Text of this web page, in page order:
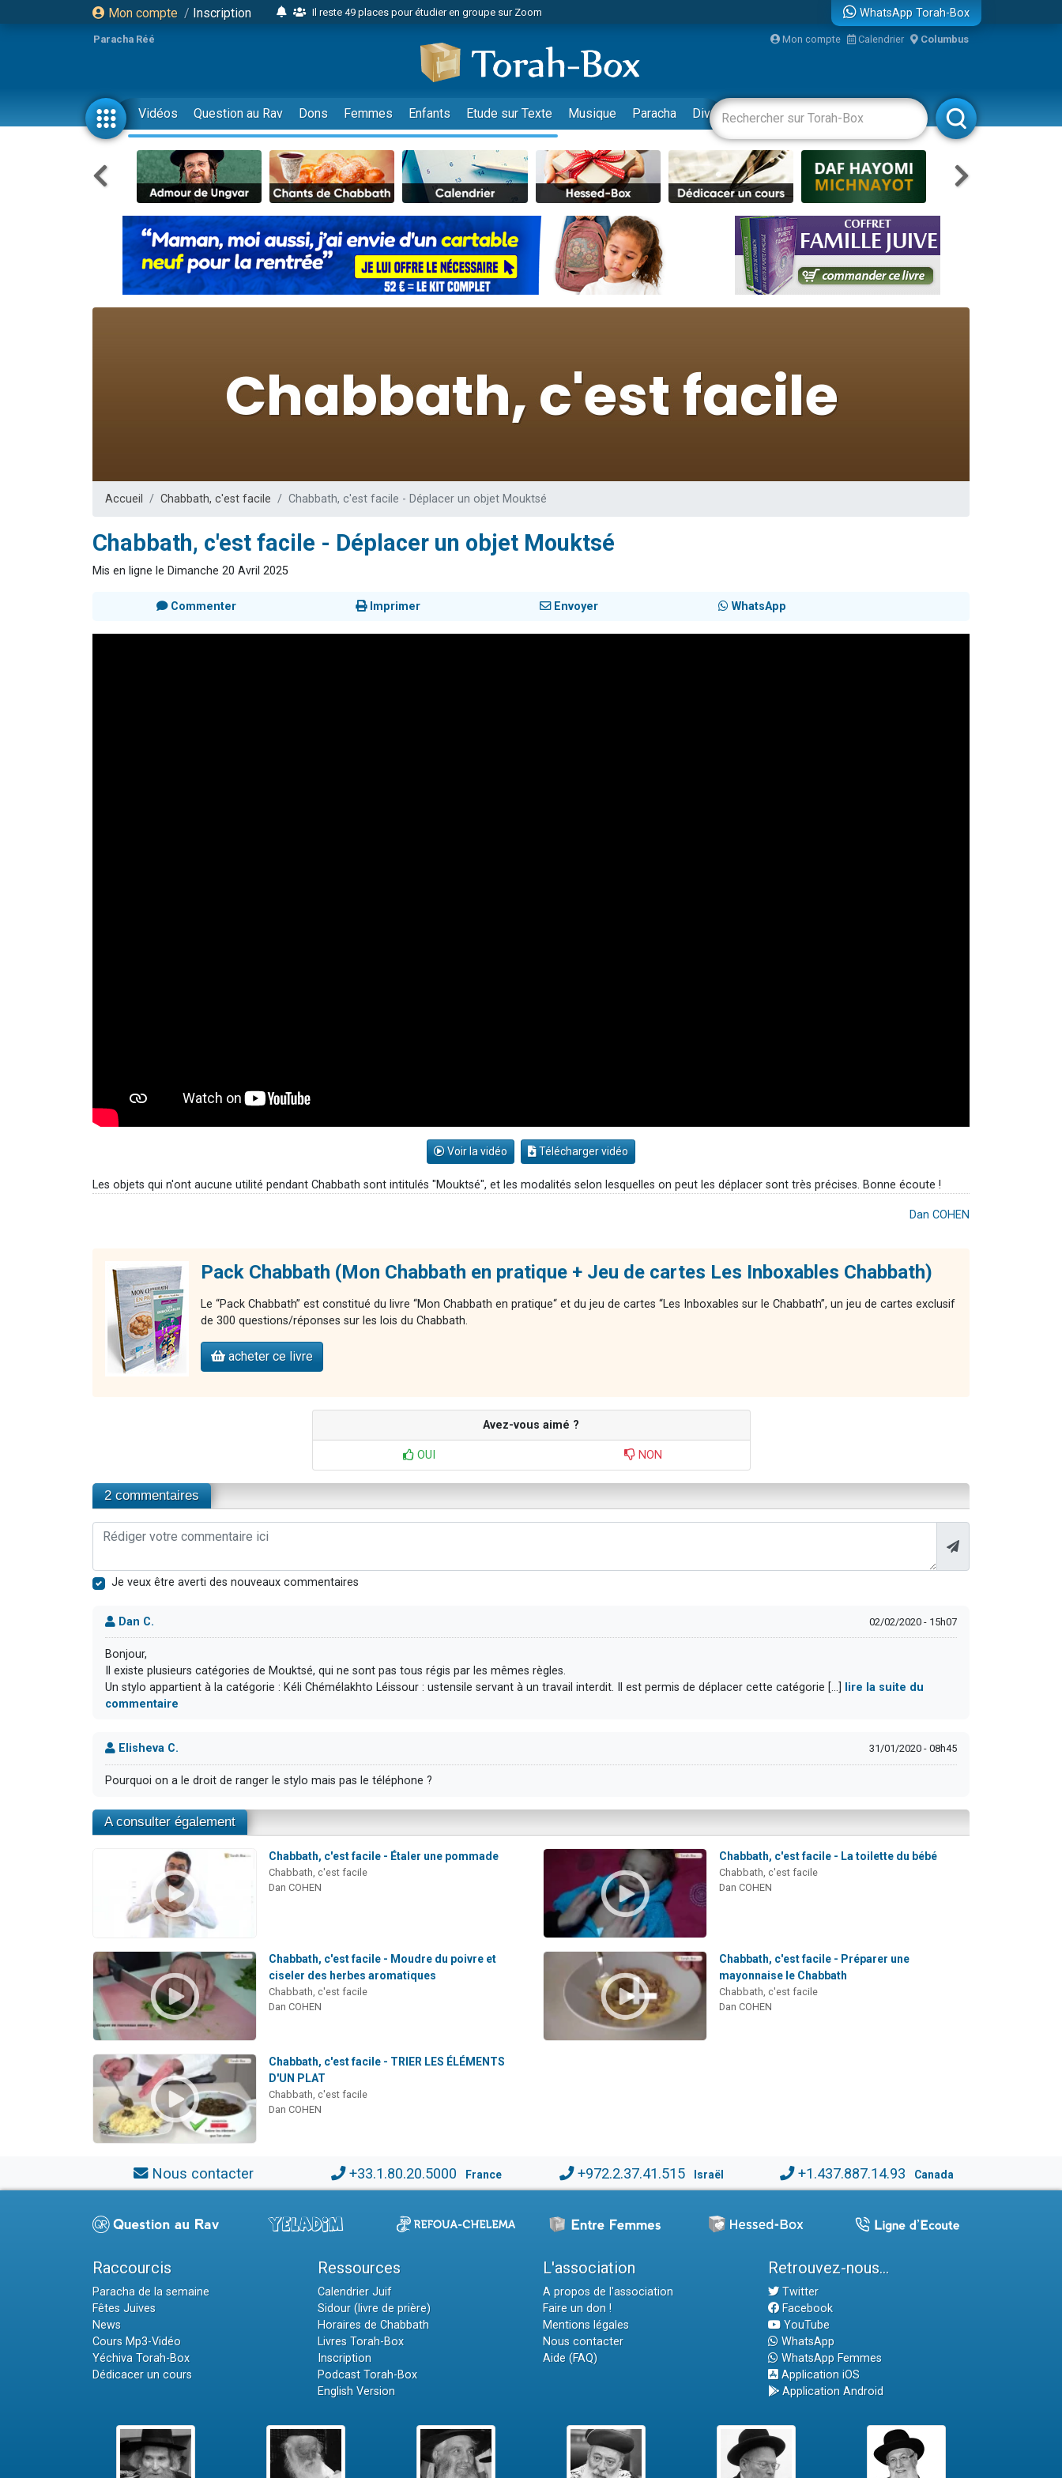
Mon compte / Inscription
Il reste 49 places pour étudier en groupe sur Zoom
2 personnes viennent de nous rejoindre sur WhatsApp
6 personnes viennent de nous rejoindre sur WhatsApp
4 personnes viennent de faire un don pour Reloger Rivka, 6 enfants, victime de violences...
2 personnes viennent de faire un don pour 1 Journée de Vacances Pour les Enfants
17 personnes viennent de demander une bénédiction
4 personnes viennent de nous rejoindre sur WhatsApp
Il reste 49 places pour étudier en groupe sur Zoom
Eva vient de donner son Maasser
4 personnes viennent de nous rejoindre sur WhatsApp
3 personnes viennent de nous rejoindre sur WhatsApp
Odaya vient de donner son Maasser
30 personnes viennent de faire un don pour Sauvez la jambe de Yohan
Il reste 49 places pour étudier en groupe sur Zoom
WhatsApp Torah-Box
Paracha Réé Mon compte Calendrier Columbus
Vidéos Question au Rav Dons Femmes Enfants Etude sur Texte Musique Paracha Divertissements Livres Rabbanim
Accueil Chabbath, c'est facile Chabbath, c'est facile - Déplacer un objet Mouktsé
Chabbath, c'est facile - Déplacer un objet Mouktsé
Mis en ligne le Dimanche 20 Avril 2025
Commenter Imprimer Envoyer WhatsApp
Voir la vidéo Télécharger vidéo
Les objets qui n'ont aucune utilité pendant Chabbath sont intitulés "Mouktsé", et les modalités selon lesquelles on peut les déplacer sont très précises. Bonne écoute !
Dan COHEN
Pack Chabbath (Mon Chabbath en pratique + Jeu de cartes Les Inboxables Chabbath)
Le “Pack Chabbath” est constitué du livre “Mon Chabbath en pratique“ et du jeu de cartes “Les Inboxables sur le Chabbath”, un jeu de cartes exclusif
de 300 questions/réponses sur les lois du Chabbath.
acheter ce livre
Avez-vous aimé ?
OUI NON
2 commentaires
Je veux être averti des nouveaux commentaires
Dan C. 02/02/2020 - 15h07
Bonjour,
Il existe plusieurs catégories de Mouktsé, qui ne sont pas tous régis par les mêmes règles.
Un stylo appartient à la catégorie : Kéli Chémélakhto Léissour : ustensile servant à un travail interdit. Il est permis de déplacer cette catégorie [...]
lire la suite du
commentaire
Elisheva C. 31/01/2020 - 08h45
Pourquoi on a le droit de ranger le stylo mais pas le téléphone ?
A consulter également
Chabbath, c'est facile - Étaler une pommade
Chabbath, c'est facile
Dan COHEN
Chabbath, c'est facile - La toilette du bébé
Chabbath, c'est facile
Dan COHEN
Chabbath, c'est facile - Moudre du poivre et
ciseler des herbes aromatiques
Chabbath, c'est facile
Dan COHEN
Chabbath, c'est facile - Préparer une
mayonnaise le Chabbath
Chabbath, c'est facile
Dan COHEN
Chabbath, c'est facile - TRIER LES ÉLÉMENTS
D'UN PLAT
Chabbath, c'est facile
Dan COHEN
Nous contacter +33.1.80.20.5000 France +972.2.37.41.515 Israël +1.437.887.14.93 Canada
Raccourcis
Paracha de la semaine
Fêtes Juives
News
Cours Mp3-Vidéo
Yéchiva Torah-Box
Dédicacer un cours
Ressources
Calendrier Juif
Sidour (livre de prière)
Horaires de Chabbath
Livres Torah-Box
Inscription
Podcast Torah-Box
English Version
L'association
A propos de l'association
Faire un don !
Mentions légales
Nous contacter
Aide (FAQ)
Retrouvez-nous...
Twitter
Facebook
YouTube
WhatsApp
WhatsApp Femmes
Application iOS
Application Android